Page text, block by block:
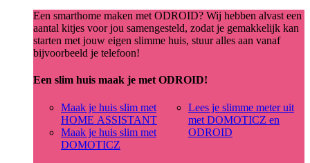
Een smarthome maken met ODROID? Wij hebben alvast een
aantal kitjes voor jou samengesteld, zodat je gemakkelijk kan
starten met jouw eigen slimme huis, stuur alles aan vanaf
bijvoorbeeld je telefoon!
Een slim huis maak je met ODROID!
Maak je huis slim met
HOME ASSISTANT
Maak je huis slim met
DOMOTICZ
Lees je slimme meter uit
met DOMOTICZ en
ODROID